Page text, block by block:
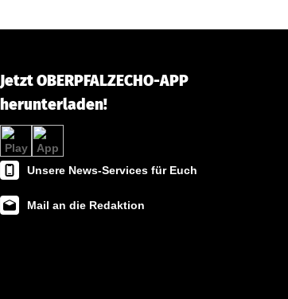
Jetzt OBERPFALZECHO-APP
herunterladen!
Unsere News-Services für Euch
Mail an die Redaktion